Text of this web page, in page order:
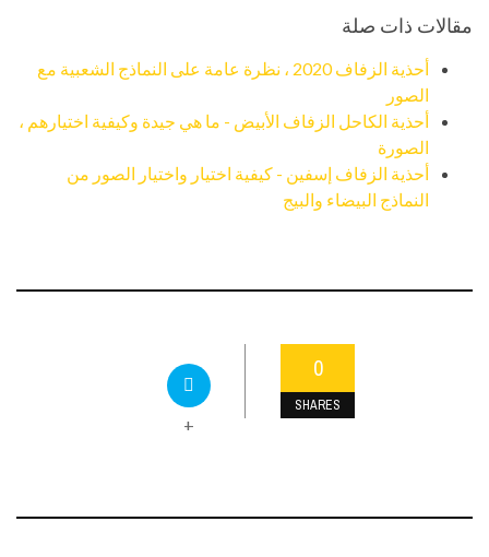
مقالات ذات صلة
أحذية الزفاف 2020 ، نظرة عامة على النماذج الشعبية مع
الصور
أحذية الكاحل الزفاف الأبيض - ما هي جيدة وكيفية اختيارهم ،
الصورة
أحذية الزفاف إسفين - كيفية اختيار واختيار الصور من
النماذج البيضاء والبيج
0
SHARES
+